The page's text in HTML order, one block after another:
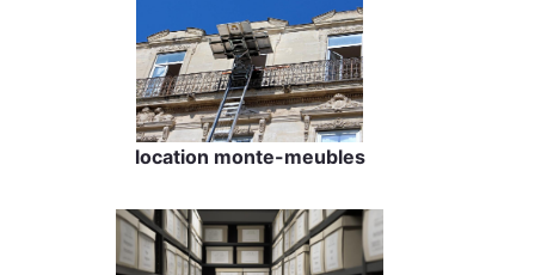
location monte-meubles